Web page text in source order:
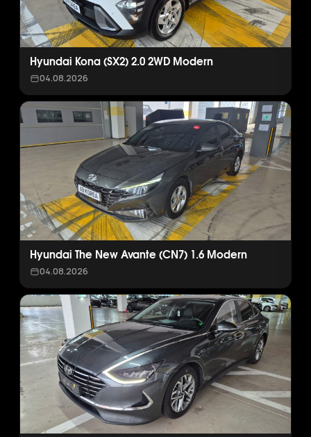
Hyundai Kona (SX2) 2.0 2WD Modern
04.08.2026
Hyundai The New Avante (CN7) 1.6 Modern
04.08.2026